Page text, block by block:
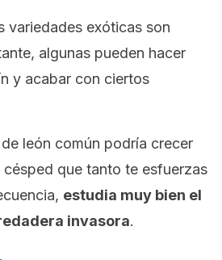
variedades exóticas son
algunas pueden hacer
y acabar con ciertos
león común podría crecer
que tanto te esfuerzas
estudia muy bien el
invasora.